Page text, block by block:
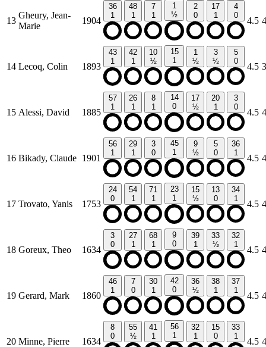
13
Gheury, Jean-
Marie
1904
36
1
48
1
7
1
1
½
2
0
17
1
4
0
4.5 4
14 Lecoq, Colin 1893
43
1
42
1
10
½
15
1
1
½
3
½
5
0
4.5 3
15 Alessi, David 1885
57
1
26
1
8
1
14
0
17
½
20
1
3
0
4.5 4
16 Bikady, Claude 1901
56
1
29
1
3
0
45
1
9
½
5
0
36
1
4.5 4
17 Trovato, Yanis 1753
24
0
54
1
71
1
23
1
15
½
13
0
34
1
4.5 4
18 Goreux, Theo 1634
3
0
27
1
68
1
9
0
39
1
33
½
32
1
4.5 4
19 Gerard, Mark 1860
46
1
7
0
30
1
42
0
36
½
38
1
37
1
4.5 4
20 Minne, Pierre 1634
8
0
55
½
41
1
56
1
32
1
15
0
33
1
4.5 4